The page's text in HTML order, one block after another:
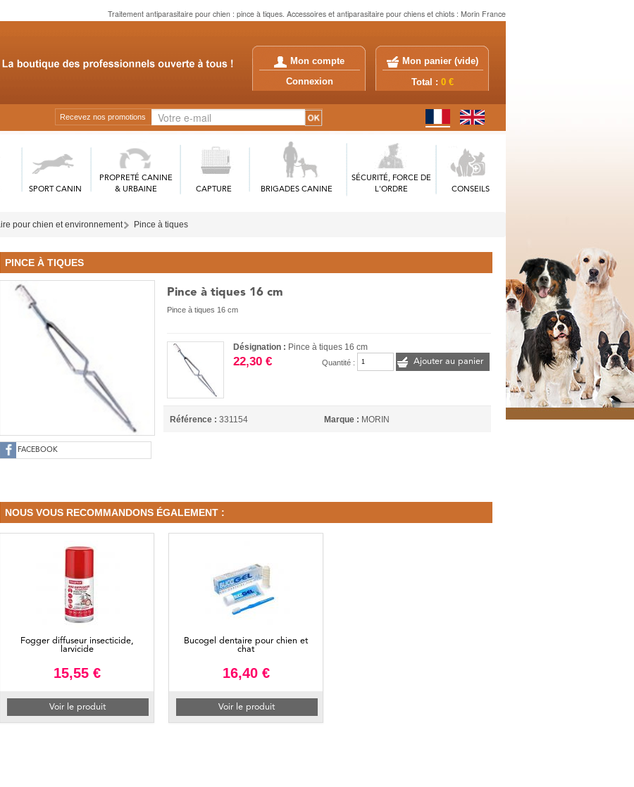
Traitement antiparasitaire pour chien : pince à tiques. Accessoires et antiparasitaire pour chiens et chiots : Morin France
Mon compte
Connexion
Mon panier (vide)
Total : 0 €
Recevez nos promotions
SPORT CANIN
PROPRETÉ CANINE
& URBAINE
CAPTURE BRIGADES CANINE
SÉCURITÉ, FORCE DE
L'ORDRE
CONSEILS
pour chien et environnement Pince à tiques
PINCE À TIQUES
FACEBOOK
Pince à tiques 16 cm
Pince à tiques 16 cm
Désignation : Pince à tiques 16 cm
22,30 € Quantité : Ajouter au panier
Référence : 331154 Marque : MORIN
NOUS VOUS RECOMMANDONS ÉGALEMENT :
Fogger diffuseur insecticide,
larvicide
15,55 €
Voir le produit
Bucogel dentaire pour chien et
chat
16,40 €
Voir le produit